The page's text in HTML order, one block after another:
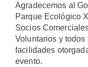
Agradecemos al
Parque Ecológico
Socios
Voluntarios y
facilidades
evento.